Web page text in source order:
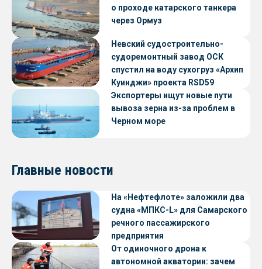
о проходе катарского танкера
через Ормуз
Невский судостроительно-
судоремонтный завод ОСК
спустил на воду сухогруз «Архип
Куинджи» проекта RSD59
Экспортеры ищут новые пути
вывоза зерна из-за проблем в
Черном море
Главные новости
На «Нефтефлоте» заложили два
судна «МПКС-L» для Самарского
речного пассажирского
предприятия
От одиночного дрона к
автономной акватории: зачем